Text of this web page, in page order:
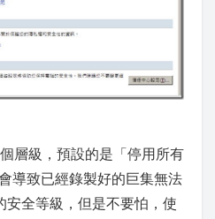
層級，預設的是「停用所有
導致已經錄製好的巨集無法
安全等級，但是不要怕，使